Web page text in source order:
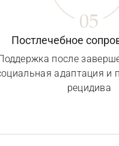
Постлечебное
после
адаптация и
рецидива